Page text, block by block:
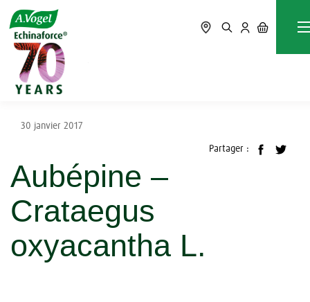
Accueil
Aubépine – Crataegus oxyacantha L.
30 janvier 2017
Partager :
Aubépine –
Crataegus
oxyacantha L.